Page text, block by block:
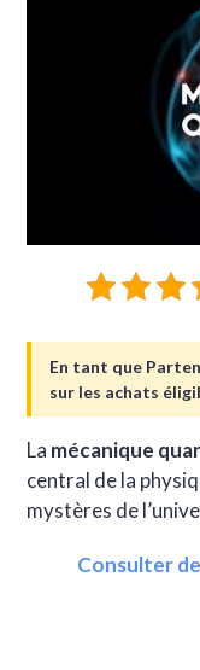
En tant que
sur les achats
La mécanique
central de la
mystères de
Consulter